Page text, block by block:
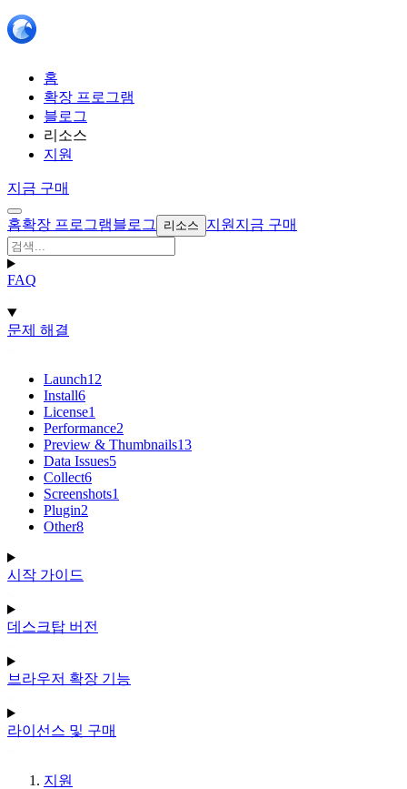
홈
확장 프로그램
블로그
리소스
지원
지금 구매
홈확장 프로그램블로그 리소스 지원 지금 구매
FAQ
문제 해결
Launch12
Install6
License1
Performance2
Preview & Thumbnails13
Data Issues5
Collect6
Screenshots1
Plugin2
Other8
시작 가이드
데스크탑 버전
브라우저 확장 기능
라이선스 및 구매
지원